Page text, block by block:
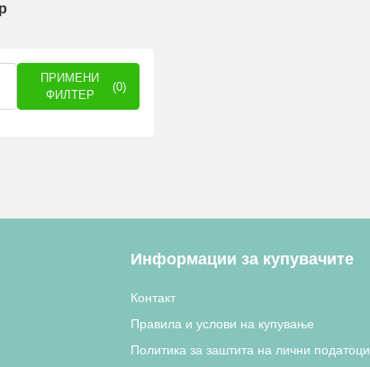
ПРИМЕНИ
ФИЛТЕР
(0)
Информации за купувачите
Контакт
Правила и услови на купување
Политика за заштита на лични податоци